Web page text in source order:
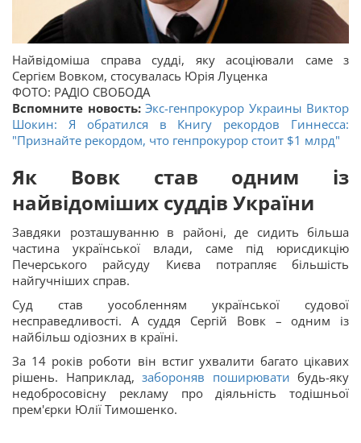
Найвідоміша справа судді, яку асоціювали саме з
Сергієм Вовком, стосувалась Юрія Луценка
ФОТО: РАДІО СВОБОДА
Вспомните новость: Экс-генпрокурор Украины Виктор
Шокин: Я обратился в Книгу рекордов Гиннесса:
"Признайте рекордом, что генпрокурор стоит $1 млрд"
Як Вовк став одним із
найвідоміших суддів України
Завдяки розташуванню в районі, де сидить більша
частина української влади, саме під юрисдикцію
Печерського райсуду Києва потрапляє більшість
найгучніших справ.
Суд став уособленням української судової
несправедливості. А суддя Сергій Вовк – одним із
найбільш одіозних в країні.
За 14 років роботи він встиг ухвалити багато цікавих
рішень. Наприклад, забороняв поширювати будь-яку
недобросовісну рекламу про діяльність тодішньої
прем'єрки Юлії Тимошенко.